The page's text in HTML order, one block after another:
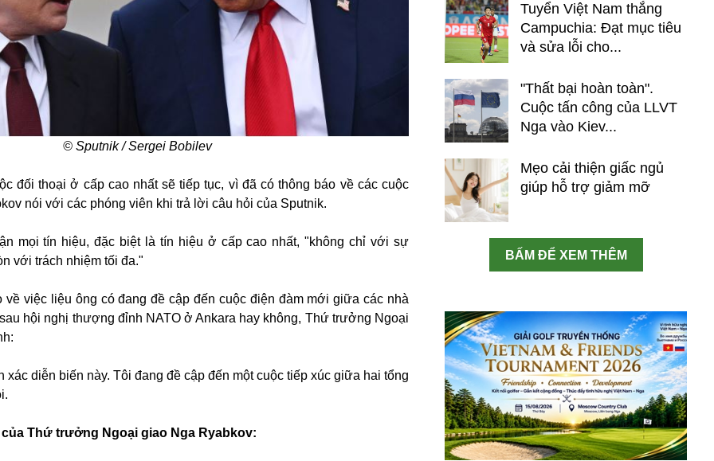
© Sputnik / Sergei Bobilev
đối thoại ở cấp cao nhất sẽ tiếp tục, vì đã có thông báo về các cuộc
nói với các phóng viên khi trả lời câu hỏi của Sputnik.
mọi tín hiệu, đặc biệt là tín hiệu ở cấp cao nhất, "không chỉ với sự
với trách nhiệm tối đa."
về việc liệu ông có đang đề cập đến cuộc điện đàm mới giữa các nhà
hội nghị thượng đỉnh NATO ở Ankara hay không, Thứ trưởng Ngoại
xác diễn biến này. Tôi đang đề cập đến một cuộc tiếp xúc giữa hai tổng
Thứ trưởng Ngoại giao Nga Ryabkov:
Tuyển Việt Nam thắng
Campuchia: Đạt mục tiêu
và sửa lỗi cho...
"Thất bại hoàn toàn".
Cuộc tấn công của LLVT
Nga vào Kiev...
Mẹo cải thiện giấc ngủ
giúp hỗ trợ giảm mỡ
BẤM ĐỂ XEM THÊM